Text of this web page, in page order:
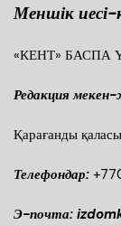
Меншік
«КЕНТ» БАСПА
Редакция
Қарағанды
Телефондар:
Э-почта: